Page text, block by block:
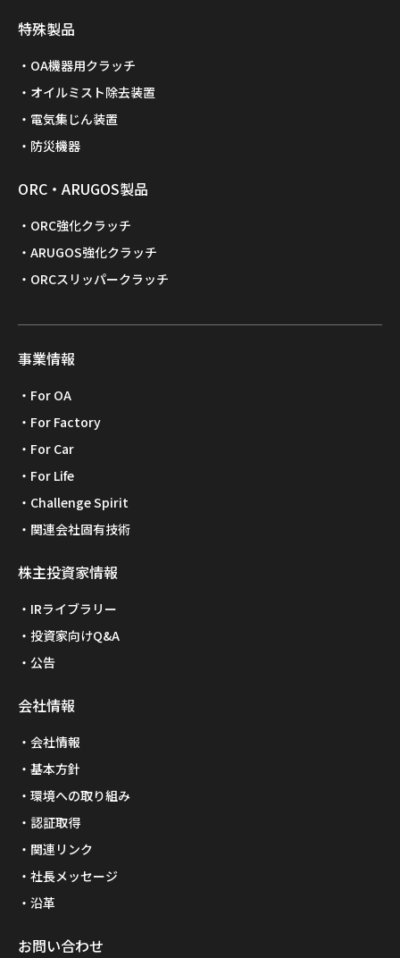
特殊製品
OA機器用クラッチ
オイルミスト除去装置
電気集じん装置
防災機器
ORC・ARUGOS製品
ORC強化クラッチ
ARUGOS強化クラッチ
ORCスリッパークラッチ
事業情報
For OA
For Factory
For Car
For Life
Challenge Spirit
関連会社固有技術
株主投資家情報
IRライブラリー
投資家向けQ&A
公告
会社情報
会社情報
基本方針
環境への取り組み
認証取得
関連リンク
社長メッセージ
沿革
お問い合わせ